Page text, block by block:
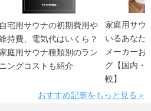
自宅用サウナの初期費用や
持費、電気代はいくら？
庭用サウナ種類別のラン
ニングコストも紹介
家庭用サウ
いるあなた
メーカーお
グ【国内・
較】
おすすめ記事をもっと見る＞